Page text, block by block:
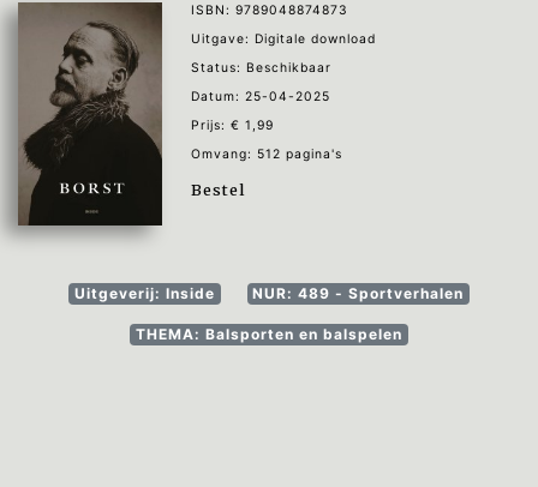
ISBN: 9789048874873
Uitgave: Digitale download
Status: Beschikbaar
Datum: 25-04-2025
Prijs: € 1,99
Omvang: 512 pagina's
Bestel
Uitgeverij: Inside NUR: 489 - Sportverhalen
THEMA: Balsporten en balspelen